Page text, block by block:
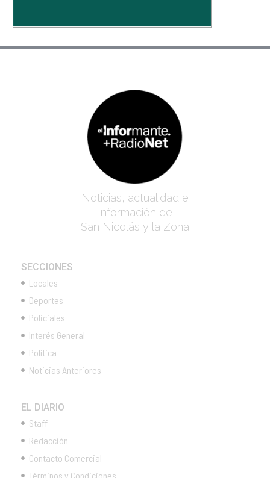
Noticias, actualidad e
Información de
San Nicolás y la Zona
SECCIONES
Locales
Deportes
Policiales
Interés General
Política
Noticias Anteriores
EL DIARIO
Staff
Redacción
Contacto Comercial
Términos y Condiciones